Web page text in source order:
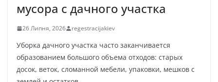
мусора с дачного участка
26 Липня, 2026 regestracijakiev
Уборка дачного участка часто заканчивается
образованием большого объема отходов: старых
досок, веток, сломанной мебели, упаковки, мешков с